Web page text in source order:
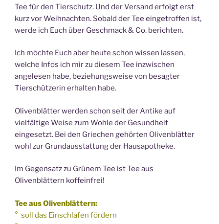
Tee für den Tierschutz. Und der Versand erfolgt erst
kurz vor Weihnachten. Sobald der Tee eingetroffen ist,
werde ich Euch über Geschmack & Co. berichten.
Ich möchte Euch aber heute schon wissen lassen,
welche Infos ich mir zu diesem Tee inzwischen
angelesen habe, beziehungsweise von besagter
Tierschützerin erhalten habe.
Olivenblätter werden schon seit der Antike auf
vielfältige Weise zum Wohle der Gesundheit
eingesetzt. Bei den Griechen gehörten Olivenblätter
wohl zur Grundausstattung der Hausapotheke.
Im Gegensatz zu Grünem Tee ist Tee aus
Olivenblättern koffeinfrei!
Tee aus Olivenblättern:
° soll das Einschlafen fördern